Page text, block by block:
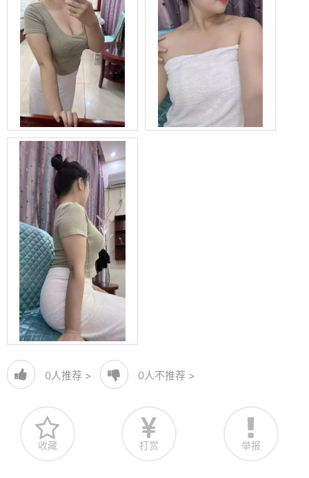
0人推荐 > 0人不推荐 >
收藏 打赏 举报